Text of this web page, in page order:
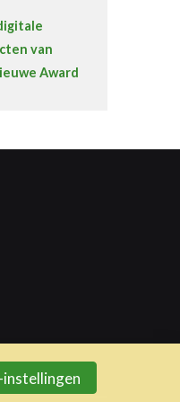
van
Award